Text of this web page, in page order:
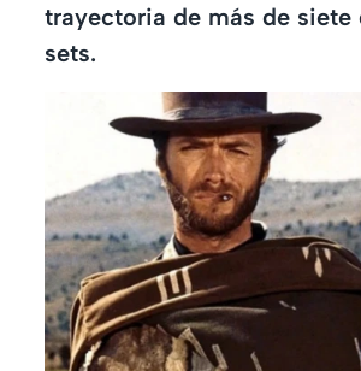
trayectoria de más de
sets.